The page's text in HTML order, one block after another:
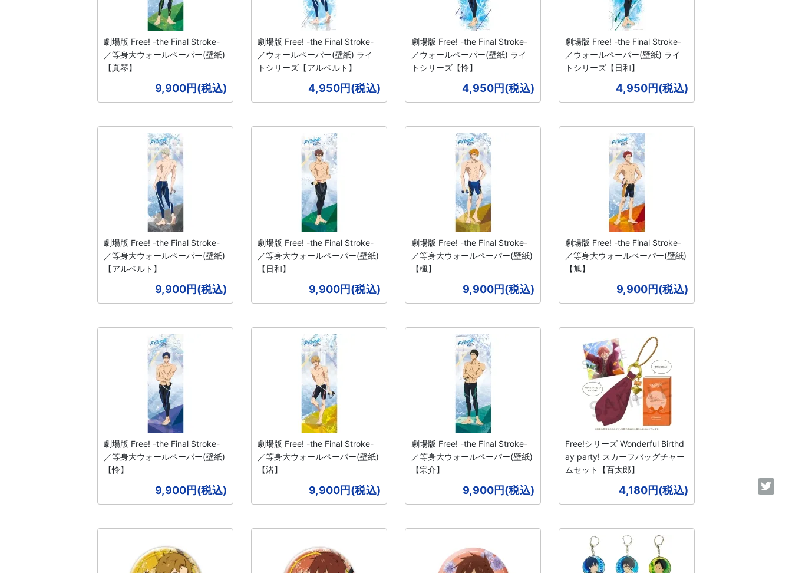
劇場版 Free! -the Final Stroke-
／等身大ウォールペーパー(壁紙)
【真琴】
9,900円(税込)
劇場版 Free! -the Final Stroke-
／ウォールペーパー(壁紙) ライ
トシリーズ【アルベルト】
4,950円(税込)
劇場版 Free! -the Final Stroke-
／ウォールペーパー(壁紙) ライ
トシリーズ【怜】
4,950円(税込)
劇場版 Free! -the Final Stroke-
／ウォールペーパー(壁紙) ライ
トシリーズ【日和】
4,950円(税込)
劇場版 Free! -the Final Stroke-
／等身大ウォールペーパー(壁紙)
【アルベルト】
9,900円(税込)
劇場版 Free! -the Final Stroke-
／等身大ウォールペーパー(壁紙)
【日和】
9,900円(税込)
劇場版 Free! -the Final Stroke-
／等身大ウォールペーパー(壁紙)
【楓】
9,900円(税込)
劇場版 Free! -the Final Stroke-
／等身大ウォールペーパー(壁紙)
【旭】
9,900円(税込)
劇場版 Free! -the Final Stroke-
／等身大ウォールペーパー(壁紙)
【怜】
9,900円(税込)
劇場版 Free! -the Final Stroke-
／等身大ウォールペーパー(壁紙)
【渚】
9,900円(税込)
劇場版 Free! -the Final Stroke-
／等身大ウォールペーパー(壁紙)
【宗介】
9,900円(税込)
Free!シリーズ Wonderful Birthd
ay party! スカーフバッグチャー
ムセット【百太郎】
4,180円(税込)